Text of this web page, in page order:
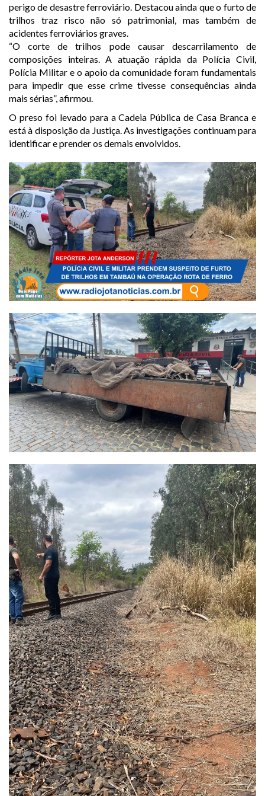
perigo de desastre ferroviário. Destacou ainda que o furto de
trilhos traz risco não só patrimonial, mas também de
acidentes ferroviários graves.
“O corte de trilhos pode causar descarrilamento de
composições inteiras. A atuação rápida da Polícia Civil,
Polícia Militar e o apoio da comunidade foram fundamentais
para impedir que esse crime tivesse consequências ainda
mais sérias”, afirmou.
O preso foi levado para a Cadeia Pública de Casa Branca e
está à disposição da Justiça. As investigações continuam para
identificar e prender os demais envolvidos.